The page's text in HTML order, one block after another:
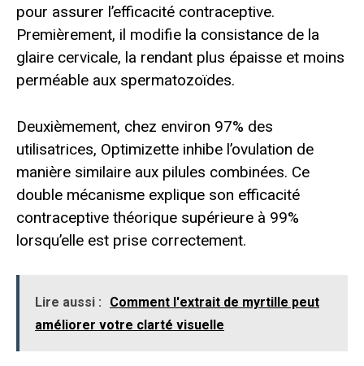
pour assurer l’efficacité contraceptive.
Premièrement, il modifie la consistance de la
glaire cervicale, la rendant plus épaisse et moins
perméable aux spermatozoïdes.
Deuxièmement, chez environ 97% des
utilisatrices, Optimizette inhibe l’ovulation de
manière similaire aux pilules combinées. Ce
double mécanisme explique son efficacité
contraceptive théorique supérieure à 99%
lorsqu’elle est prise correctement.
Lire aussi :
Comment l'extrait de myrtille peut
améliorer votre clarté visuelle